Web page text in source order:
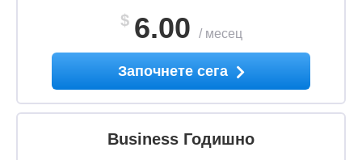
$ 6.00 / месец
Започнете сега
Business Годишно